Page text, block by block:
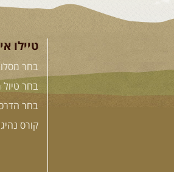
טיילו
בחר
בחר טיול
בחר
קורס